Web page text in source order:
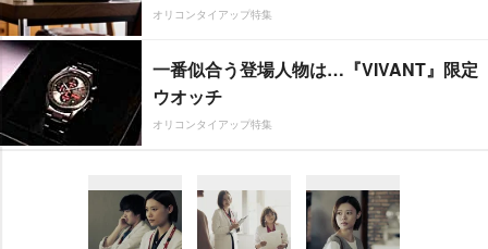
オリコンタイアップ特集
一番似合う登場人物は…『VIVANT』限定
ウオッチ
オリコンタイアップ特集